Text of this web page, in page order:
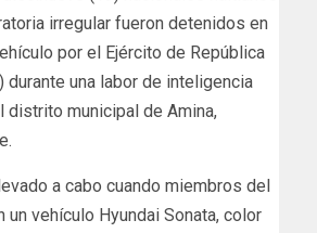
irregular fueron detenidos en
por el Ejército de República
durante una labor de inteligencia
distrito municipal de Amina,
a cabo cuando miembros del
un vehículo Hyundai Sonata, color